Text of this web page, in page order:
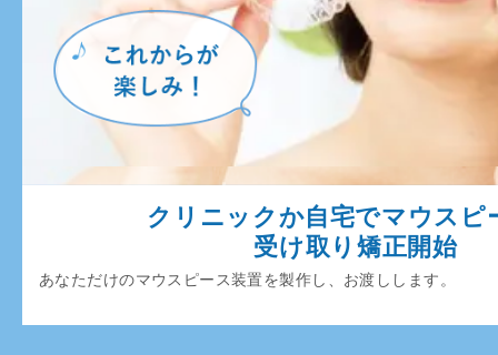
クリニックか自宅でマウスピ
受け取り矯正開始
あなただけのマウスピース装置を製作し、お渡しします。